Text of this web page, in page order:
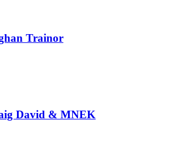
Trainor
David & MNEK